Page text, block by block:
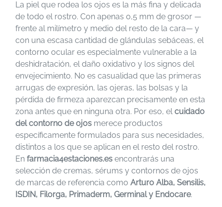
La piel que rodea los ojos es la más fina y delicada
de todo el rostro. Con apenas 0,5 mm de grosor —
frente al milímetro y medio del resto de la cara— y
con una escasa cantidad de glándulas sebáceas, el
contorno ocular es especialmente vulnerable a la
deshidratación, el daño oxidativo y los signos del
envejecimiento. No es casualidad que las primeras
arrugas de expresión, las ojeras, las bolsas y la
pérdida de firmeza aparezcan precisamente en esta
zona antes que en ninguna otra. Por eso, elcuidado
del contorno de ojos merece productos
específicamente formulados para sus necesidades,
distintos a los que se aplican en el resto del rostro.
En farmacia4estaciones.es encontrarás una
selección de cremas, sérums y contornos de ojos
de marcas de referencia como Arturo Alba, Sensilis,
ISDIN, Filorga, Primaderm, Germinal y Endocare.